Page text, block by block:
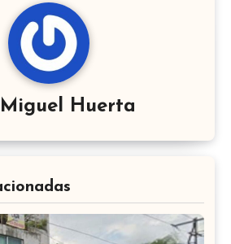
Miguel Huerta